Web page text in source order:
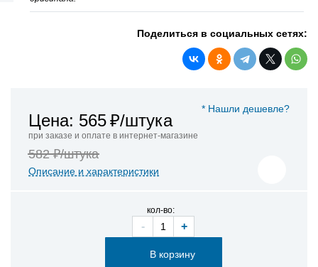
Поделиться в социальных сетях:
* Нашли дешевле?
Цена: 565₽/штука
при заказе и оплате в интернет-магазине
582 ₽/штука
Описание и характеристики
кол-во:
- +